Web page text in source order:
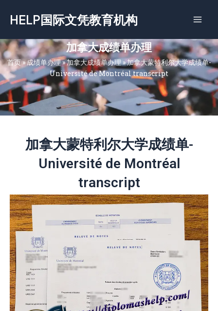
容
HELP国际文凭教育机构
加拿大成绩单办理
首页»成绩单办理»加拿大成绩单办理»加拿大蒙特利尔大学成绩单-
Université de Montréal transcript
加拿大蒙特利尔大学成绩单-
Université de Montréal
transcript